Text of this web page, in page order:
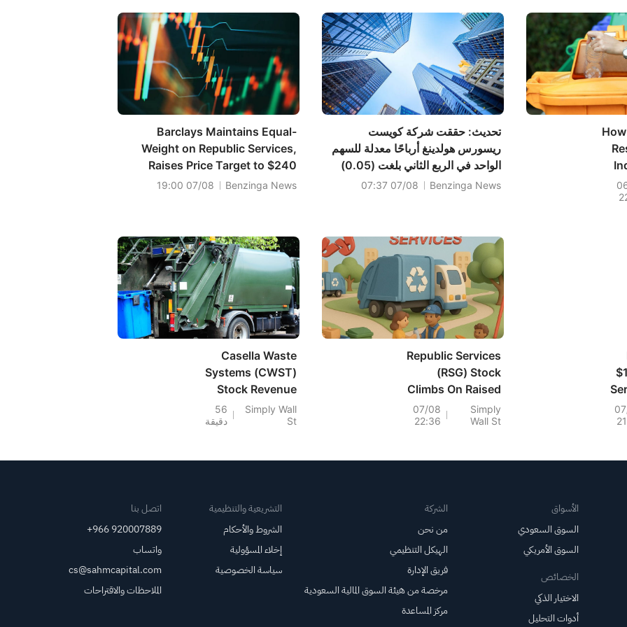
تحديث: حققت شركة كويست
ريسورس هولدينغ أرباحًا معدلة للسهم
الواحد في الربع الثاني بلغت (0.05)
دولارًا أمريكيًا، متجاوزة بذلك التوقعات
Benzinga News
07/08 07:37
Barclays Maintains Equal-
Weight on Republic Services,
Raises Price Target to $240
Benzinga News
07/08 19:00
Republic Services
(RSG) Stock
Climbs On Raised
Outlook And
Pricing Strength
Simply
Wall St
07/08
22:36
Casella Waste
Systems (CWST)
Stock Revenue
Strength Contrasts
With Thin Margins
Simply Wall
St
56
دقيقة
الأسواق
السوق السعودي
السوق الأمريكي
الخصائص
الاختيار الذكي
أدوات التحليل
الشركة
من نحن
الهيكل التنظيمي
فريق الإدارة
مرخصة من هيئة السوق المالية السعودية
مركز المساعدة
التشريعية والتنظيمية
الشروط والأحكام
إخلاء المسؤولية
سياسة الخصوصية
اتصل بنا
+966 920007889
واتساب
cs@sahmcapital.com
الملاحظات والاقتراحات